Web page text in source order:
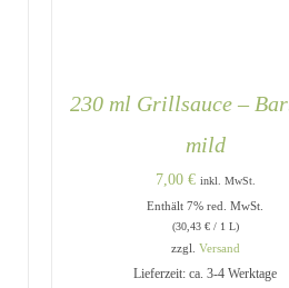
IN DEN WARENKORB
VIEW
230 ml Grillsauce –
mild
7,00 € inkl. MwSt.
Enthält 7% red. MwSt.
(30,43 €/ 1 L)
zzgl. Versand
Lieferzeit: ca. 3-4 Werktage